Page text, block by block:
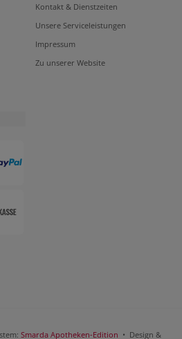
Kontakt & Dienstzeiten
Unsere Serviceleistungen
Impressum
Zu unserer Website
Smarda Apotheken-Edition • Design &